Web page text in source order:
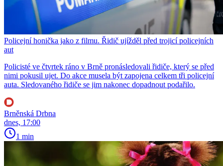
Policejní honička jako z filmu. Řidič ujížděl před trojicí policejních
aut
Policisté ve čtvrtek ráno v Brně pronásledovali řidiče, který se před
nimi pokusil ujet. Do akce musela být zapojena celkem tři policejní
auta. Sledovaného řidiče se jim nakonec dopadnout podařilo.
Brněnská Drbna
dnes, 17:00
1 min